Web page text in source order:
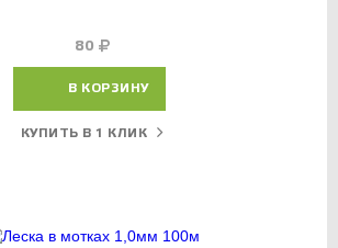
80
В КОРЗИНУ
КУПИТЬ В 1 КЛИК